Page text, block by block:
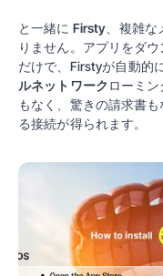
と一緒に Firsty 、複雑
りません。アプリをダ
だけで、Firstyが自動的
ルネットワーク ローミ
もなく、驚きの請求書
る接続が得られます。